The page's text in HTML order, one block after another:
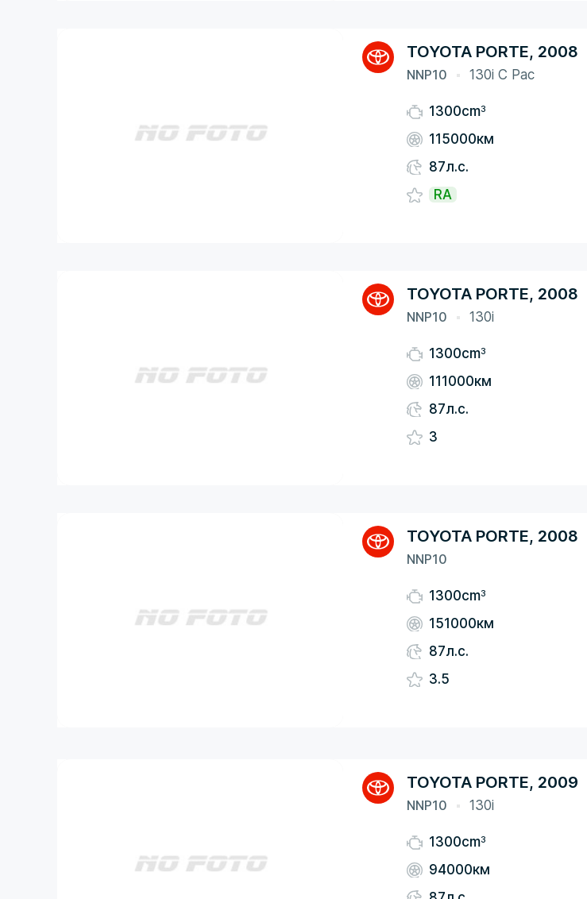
TOYOTA PORTE, 2008
NNP10 130i C Pac
1300cm3
115000км
87л.с.
RA
TOYOTA PORTE, 2008
NNP10 130i
1300cm3
111000км
87л.с.
3
TOYOTA PORTE, 2008
NNP10
1300cm3
151000км
87л.с.
3.5
TOYOTA PORTE, 2009
NNP10 130i
1300cm3
94000км